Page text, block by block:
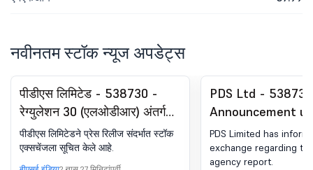
नवीनतम स्टॉक न्यूज अपडेट्स
पीडीएस लिमिटेड - 538730 -
रेग्युलेशन 30 (एलओडीआर) अंतर्गत
घोषणा -प्रेस रिलीज / मीडिया
रिलीज
पीडीएस लिमिटेडने प्रेस रिलीज संदर्भात स्टॉक
एक्सचेंजला सूचित केले आहे.
PDS Ltd -
Announcement
Regulation 30
Monitoring
PDS Limited has
exchange regarding
agency report.